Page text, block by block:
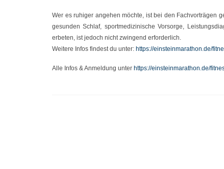
Wer es ruhiger angehen möchte, ist bei den Fachvorträgen
gesunden Schlaf, sportmedizinische Vorsorge,
erbeten, ist jedoch nicht zwingend erforderlich.
Weitere Infos findest du unter: https://einsteinmarathon.de/
Alle Infos & Anmeldung unter https://einsteinmarathon.de/